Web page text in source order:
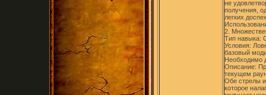
не
получения,
легких
2.
Тип навыка:
Условия:
базовый
Необходимо
Описание:
текущем
Обе стрелы
которое